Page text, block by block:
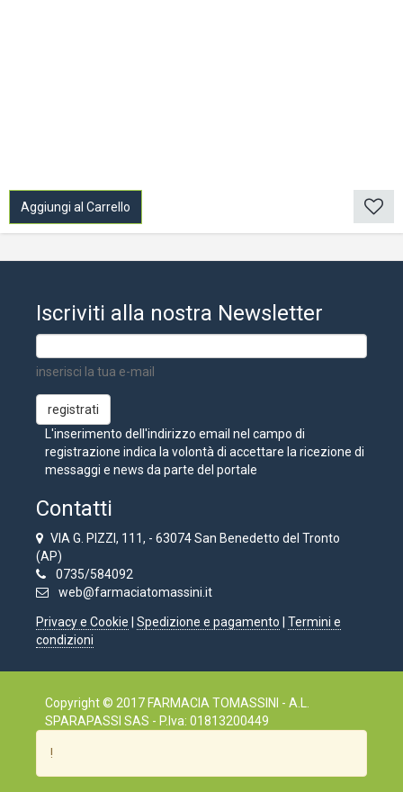
Aggiungi al Carrello
Iscriviti alla nostra Newsletter
inserisci la tua e-mail
L'inserimento dell'indirizzo email nel campo di
registrazione indica la volontà di accettare la ricezione di
messaggi e news da parte del portale
Contatti
VIA G. PIZZI, 111, - 63074 San Benedetto del Tronto
(AP)
0735/584092
web@farmaciatomassini.it
Privacy e Cookie Spedizione e pagamento
Termini e
condizioni
Copyright © 2017 FARMACIA TOMASSINI - A.L.
SPARAPASSI SAS - P.Iva: 01813200449
!